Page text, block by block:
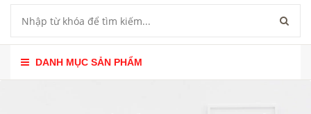
DANH MỤC SẢN PHẨM